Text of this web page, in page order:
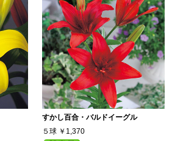
すかし百合・バルドイーグル
５球 ￥1,370